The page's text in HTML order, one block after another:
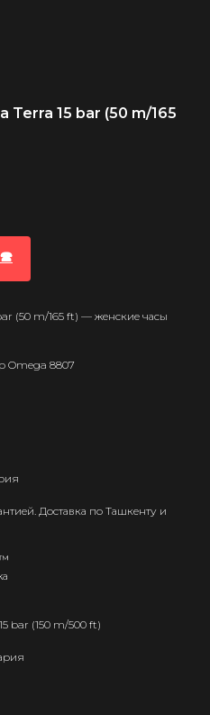
Terra 15 bar (50 m/165
🕿
(50 m/165 ft) — женские часы
Omega 8807
Доставка по Ташкенту и
bar (150 m/500 ft)